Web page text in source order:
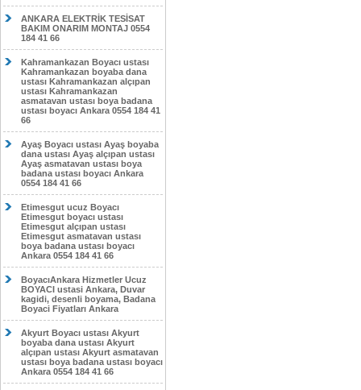
ANKARA ELEKTRİK TESİSAT
BAKIM ONARIM MONTAJ 0554
184 41 66
Kahramankazan Boyacı ustası
Kahramankazan boyaba dana
ustası Kahramankazan alçıpan
ustası Kahramankazan
asmatavan ustası boya badana
ustası boyacı Ankara 0554 184 41
66
Ayaş Boyacı ustası Ayaş boyaba
dana ustası Ayaş alçıpan ustası
Ayaş asmatavan ustası boya
badana ustası boyacı Ankara
0554 184 41 66
Etimesgut ucuz Boyacı
Etimesgut boyacı ustası
Etimesgut alçıpan ustası
Etimesgut asmatavan ustası
boya badana ustası boyacı
Ankara 0554 184 41 66
BoyacıAnkara Hizmetler Ucuz
BOYACI ustasi Ankara, Duvar
kagidi, desenli boyama, Badana
Boyaci Fiyatları Ankara
Akyurt Boyacı ustası Akyurt
boyaba dana ustası Akyurt
alçıpan ustası Akyurt asmatavan
ustası boya badana ustası boyacı
Ankara 0554 184 41 66